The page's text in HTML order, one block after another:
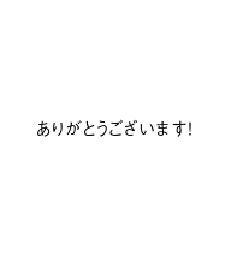
ありがとうございます！